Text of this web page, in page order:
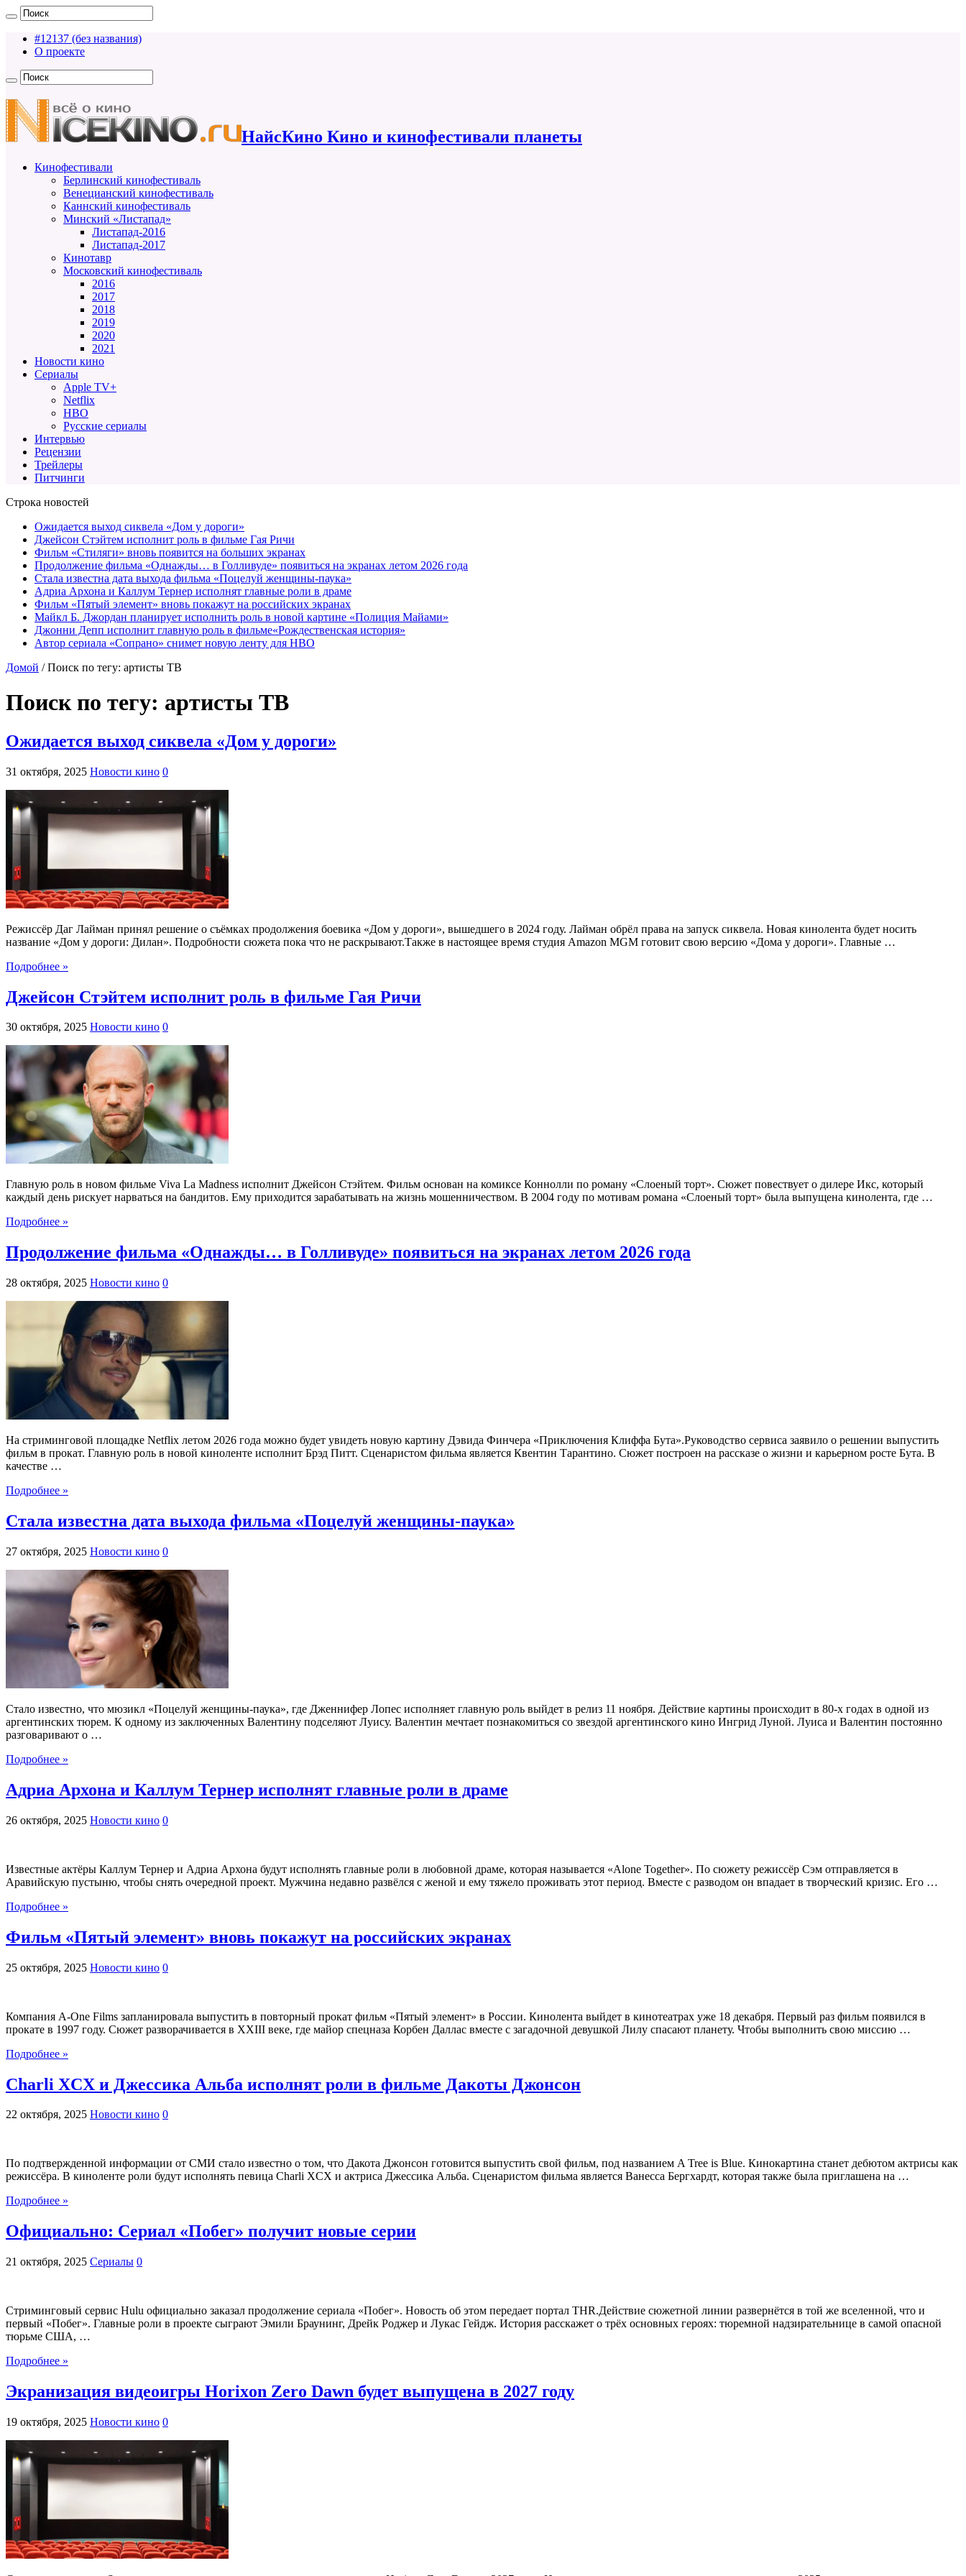
#12137 (без названия)
О проекте
НайсКино Кино и кинофестивали планеты
Кинофестивали
Берлинский кинофестиваль
Венецианский кинофестиваль
Каннский кинофестиваль
Минский «Листапад»
Листапад-2016
Листапад-2017
Кинотавр
Московский кинофестиваль
2016
2017
2018
2019
2020
2021
Новости кино
Сериалы
Apple TV+
Netflix
HBO
Русские сериалы
Интервью
Рецензии
Трейлеры
Питчинги
Строка новостей
Ожидается выход сиквела «Дом у дороги»
Джейсон Стэйтем исполнит роль в фильме Гая Ричи
Фильм «Стиляги» вновь появится на больших экранах
Продолжение фильма «Однажды… в Голливуде» появиться на экранах летом 2026 года
Стала известна дата выхода фильма «Поцелуй женщины-паука»
Адриа Архона и Каллум Тернер исполнят главные роли в драме
Фильм «Пятый элемент» вновь покажут на российских экранах
Майкл Б. Джордан планирует исполнить роль в новой картине «Полиция Майами»
Джонни Депп исполнит главную роль в фильме«Рождественская история»
Автор сериала «Сопрано» снимет новую ленту для HBO
Домой / Поиск по тегу: артисты ТВ
Поиск по тегу: артисты ТВ
Ожидается выход сиквела «Дом у дороги»
31 октября, 2025 Новости кино 0
Режиссёр Даг Лайман принял решение о съёмках продолжения боевика «Дом у дороги», вышедшего в 2024 году. Лайман обрёл права на запуск сиквела. Новая кинолента будет носить
название «Дом у дороги: Дилан». Подробности сюжета пока что не раскрывают.Также в настоящее время студия Amazon MGM готовит свою версию «Дома у дороги». Главные …
Подробнее »
Джейсон Стэйтем исполнит роль в фильме Гая Ричи
30 октября, 2025 Новости кино 0
Главную роль в новом фильме Viva La Madness исполнит Джейсон Стэйтем. Фильм основан на комиксе Коннолли по роману «Слоеный торт». Сюжет повествует о дилере Икс, который
каждый день рискует нарваться на бандитов. Ему приходится зарабатывать на жизнь мошенничеством. В 2004 году по мотивам романа «Слоеный торт» была выпущена кинолента, где …
Подробнее »
Продолжение фильма «Однажды… в Голливуде» появиться на экранах летом 2026 года
28 октября, 2025 Новости кино 0
На стриминговой площадке Netflix летом 2026 года можно будет увидеть новую картину Дэвида Финчера «Приключения Клиффа Бута».Руководство сервиса заявило о решении выпустить
фильм в прокат. Главную роль в новой киноленте исполнит Брэд Питт. Сценаристом фильма является Квентин Тарантино. Сюжет построен на рассказе о жизни и карьерном росте Бута. В
качестве …
Подробнее »
Стала известна дата выхода фильма «Поцелуй женщины-паука»
27 октября, 2025 Новости кино 0
Стало известно, что мюзикл «Поцелуй женщины-паука», где Дженнифер Лопес исполняет главную роль выйдет в релиз 11 ноября. Действие картины происходит в 80-х годах в одной из
аргентинских тюрем. К одному из заключенных Валентину подселяют Луису. Валентин мечтает познакомиться со звездой аргентинского кино Ингрид Луной. Луиса и Валентин постоянно
разговаривают о …
Подробнее »
Адриа Архона и Каллум Тернер исполнят главные роли в драме
26 октября, 2025 Новости кино 0
Известные актёры Каллум Тернер и Адриа Архона будут исполнять главные роли в любовной драме, которая называется «Alone Together». По сюжету режиссёр Сэм отправляется в
Аравийскую пустыню, чтобы снять очередной проект. Мужчина недавно развёлся с женой и ему тяжело проживать этот период. Вместе с разводом он впадает в творческий кризис. Его …
Подробнее »
Фильм «Пятый элемент» вновь покажут на российских экранах
25 октября, 2025 Новости кино 0
Компания A-One Films запланировала выпустить в повторный прокат фильм «Пятый элемент» в России. Кинолента выйдет в кинотеатрах уже 18 декабря. Первый раз фильм появился в
прокате в 1997 году. Сюжет разворачивается в XXIII веке, где майор спецназа Корбен Даллас вместе с загадочной девушкой Лилу спасают планету. Чтобы выполнить свою миссию …
Подробнее »
Charli XCX и Джессика Альба исполнят роли в фильме Дакоты Джонсон
22 октября, 2025 Новости кино 0
По подтвержденной информации от СМИ стало известно о том, что Дакота Джонсон готовится выпустить свой фильм, под названием A Tree is Blue. Кинокартина станет дебютом актрисы как
режиссёра. В киноленте роли будут исполнять певица Charli XCX и актриса Джессика Альба. Сценаристом фильма является Ванесса Бергхардт, которая также была приглашена на …
Подробнее »
Официально: Сериал «Побег» получит новые серии
21 октября, 2025 Сериалы 0
Стриминговый сервис Hulu официально заказал продолжение сериала «Побег». Новость об этом передает портал THR.Действие сюжетной линии развернётся в той же вселенной, что и
первый «Побег». Главные роли в проекте сыграют Эмили Браунинг, Дрейк Роджер и Лукас Гейдж. История расскажет о трёх основных героях: тюремной надзирательнице в самой опасной
тюрьме США, …
Подробнее »
Экранизация видеоигры Horixon Zero Dawn будет выпущена в 2027 году
19 октября, 2025 Новости кино 0